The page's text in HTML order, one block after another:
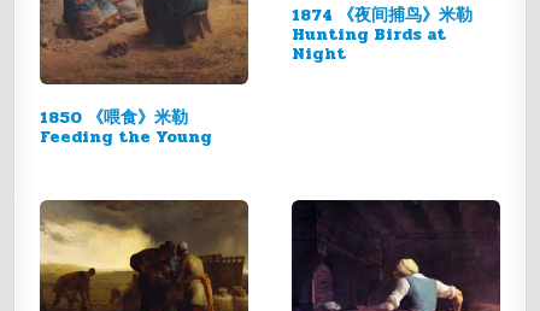
1850 《喂食》米勒
Feeding the Young
1874 《夜间捕鸟》米勒
Hunting Birds at
Night